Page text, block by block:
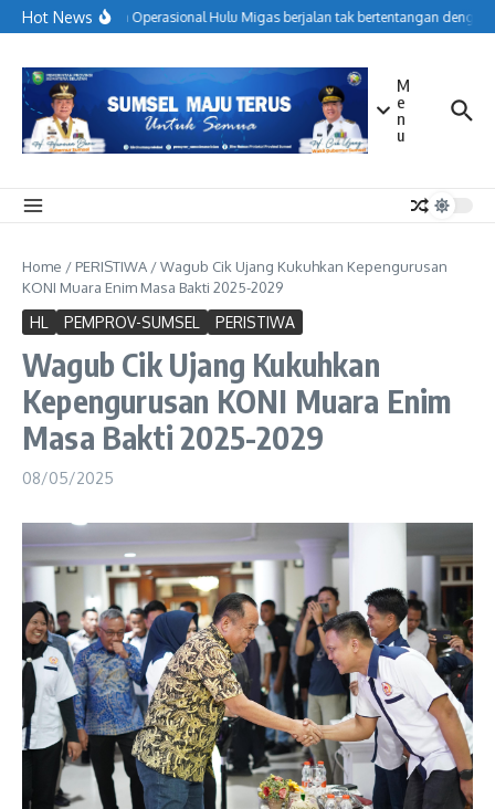
Lewati ke konten
Hot NewsMenjaga Operasional Hulu Migas berjalan tak bertentangan dengan
M
e
n
u
Home / PERISTIWA /Wagub Cik Ujang Kukuhkan Kepengurusan
KONI Muara Enim Masa Bakti 2025-2029
HL PEMPROV-SUMSEL PERISTIWA
Wagub Cik Ujang Kukuhkan
Kepengurusan KONI Muara Enim
Masa Bakti 2025-2029
08/05/2025